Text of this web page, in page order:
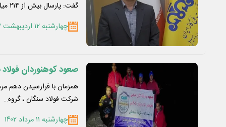
گفت: پارسال بیش از ۲۱۴ میلیون…
چهارشنبه ۱۲ اردیبهشت ۱۴۰۳
صعود کوهنوردان فولاد
شرکت فولاد سنگان ، گروه…
چهارشنبه ۱۱ مرداد ۱۴۰۲